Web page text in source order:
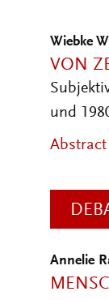
Wiebke
VON
und
Abstract
Annelie